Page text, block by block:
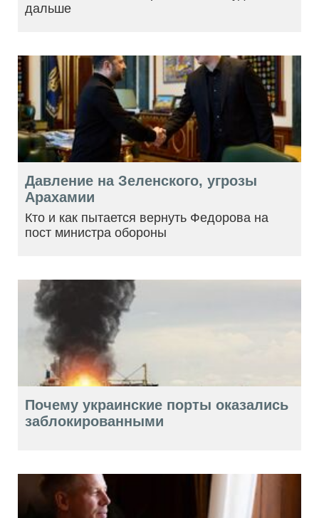
дальше
Давление на Зеленского, угрозы
Арахамии
Кто и как пытается вернуть Федорова на
пост министра обороны
Почему украинские порты оказались
заблокированными